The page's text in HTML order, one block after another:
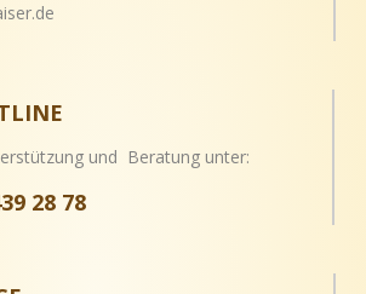
und Beratung unter:
28 78